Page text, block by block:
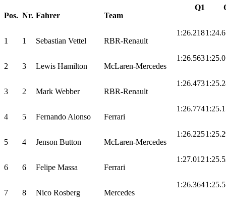
Pos. Nr. Fahrer Team
Q1
1 1 Sebastian Vettel RBR-Renault
1:26.218
2 3 Lewis Hamilton McLaren-Mercedes
1:26.563
3 2 Mark Webber RBR-Renault
1:26.473
4 5 Fernando Alonso Ferrari
1:26.774
5 4 Jenson Button McLaren-Mercedes
1:26.225
6 6 Felipe Massa Ferrari
1:27.012
7 8 Nico Rosberg Mercedes
1:26.364